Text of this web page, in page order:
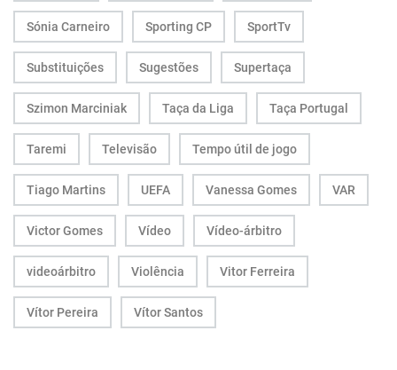
Sónia Carneiro Sporting CP SportTv
Substituições Sugestões Supertaça
Szimon Marciniak Taça da Liga Taça Portugal
Taremi Televisão Tempo útil de jogo
Tiago Martins UEFA Vanessa Gomes VAR
Victor Gomes Vídeo Vídeo-árbitro
videoárbitro Violência Vitor Ferreira
Vítor Pereira Vítor Santos